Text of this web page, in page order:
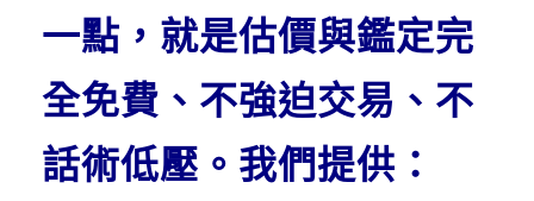
一點，就是估價與鑑定完
全免費、不強迫交易、不
話術低壓。我們提供：